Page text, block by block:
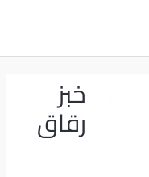
خبز
رقاق